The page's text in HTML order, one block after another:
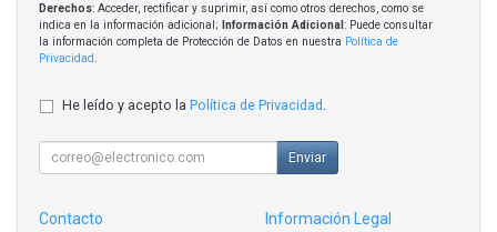
Derechos: Acceder, rectificar y suprimir, así como otros derechos, como se
indica en la información adicional;
Información Adicional : Puede consultar
la información completa de Protección de Datos en nuestra Política de
Privacidad.
He leído y acepto la Política de Privacidad .
Enviar
Contacto Información Legal